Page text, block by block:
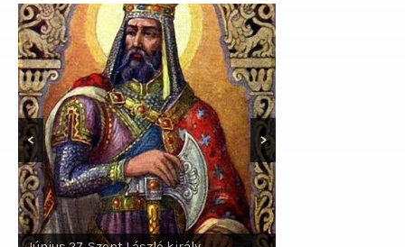
Június 29. Szent Pál apostol, Szent
< >